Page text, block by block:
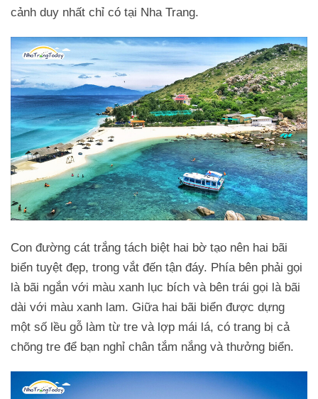
cảnh duy nhất chỉ có tại Nha Trang.
Con đường cát trắng tách biệt hai bờ tạo nên hai bãi
biển tuyệt đẹp, trong vắt đến tận đáy. Phía bên phải gọi
là bãi ngắn với màu xanh lục bích và bên trái gọi là bãi
dài với màu xanh lam. Giữa hai bãi biển được dựng
một số lều gỗ làm từ tre và lợp mái lá, có trang bị cả
chõng tre để bạn nghỉ chân tắm nắng và thưởng biển.